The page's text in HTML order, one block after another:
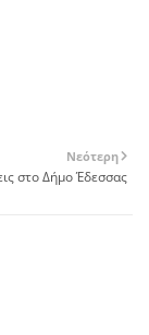
Νεότερη
στο Δήμο Έδεσσας